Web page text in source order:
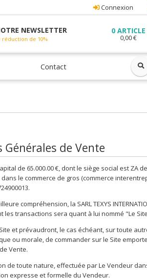
Connexion
NEWSLETTER
réduction de 10%
0 ARTICLE
0,00 €
Contact
de Vente
de 65.000.00 €, dont le siège social est ZA
le commerce de gros (commerce
compréhension, la SARL TEXYS
transactions sera quant à lui nommé "Le
et prévaudront, le cas échéant, sur toute
ou morale, de commander sur le Site emporte
Vente.
de toute nature, effectuée par Le Vendeur
expresse et formelle du Vendeur.